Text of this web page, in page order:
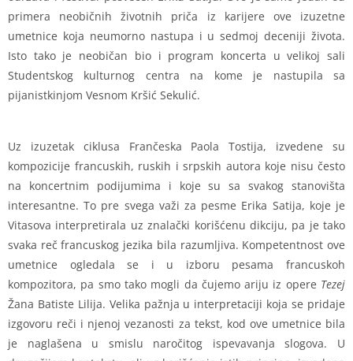
primera neobičnih životnih priča iz karijere ove izuzetne
umetnice koja neumorno nastupa i u sedmoj deceniji života.
Isto tako je neobičan bio i program koncerta u velikoj sali
Studentskog kulturnog centra na kome je nastupila sa
pijanistkinjom Vesnom Kršić Sekulić.
Uz izuzetak ciklusa Frančeska Paola Tostija, izvedene su
kompozicije francuskih, ruskih i srpskih autora koje nisu često
na koncertnim podijumima i koje su sa svakog stanovišta
interesantne. To pre svega važi za pesme Erika Satija, koje je
Vitasova interpretirala uz znalački korišćenu dikciju, pa je tako
svaka reč francuskog jezika bila razumljiva. Kompetentnost ove
umetnice ogledala se i u izboru pesama francuskoh
kompozitora, pa smo tako mogli da čujemo ariju iz opere Tezej
Žana Batiste Lilija. Velika pažnja u interpretaciji koja se pridaje
izgovoru reči i njenoj vezanosti za tekst, kod ove umetnice bila
je naglašena u smislu naročitog ispevavanja slogova. U